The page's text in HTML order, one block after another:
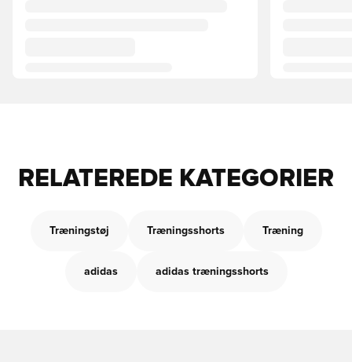
RELATEREDE KATEGORIER
Træningstøj Træningsshorts Træning
adidas adidas træningsshorts